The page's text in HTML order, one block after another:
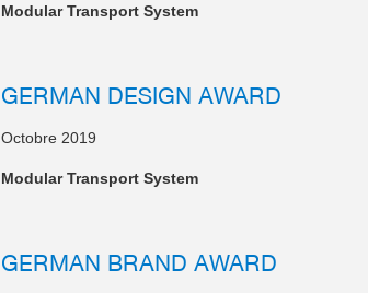
Modular Transport System
GERMAN DESIGN AWARD
Octobre 2019
Modular Transport System
GERMAN BRAND AWARD